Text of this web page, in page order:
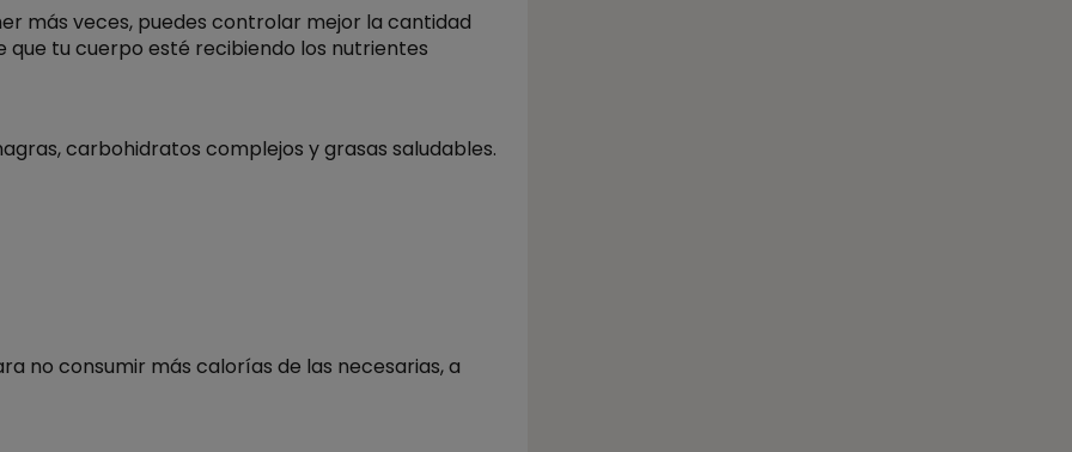
más veces, puedes controlar mejor la cantidad
tu cuerpo esté recibiendo los nutrientes
carbohidratos complejos y grasas saludables.
no consumir más calorías de las necesarias, a